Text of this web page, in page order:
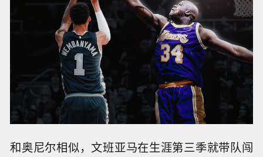
和奥尼尔相似，文班亚马在生涯第三季就带队闯